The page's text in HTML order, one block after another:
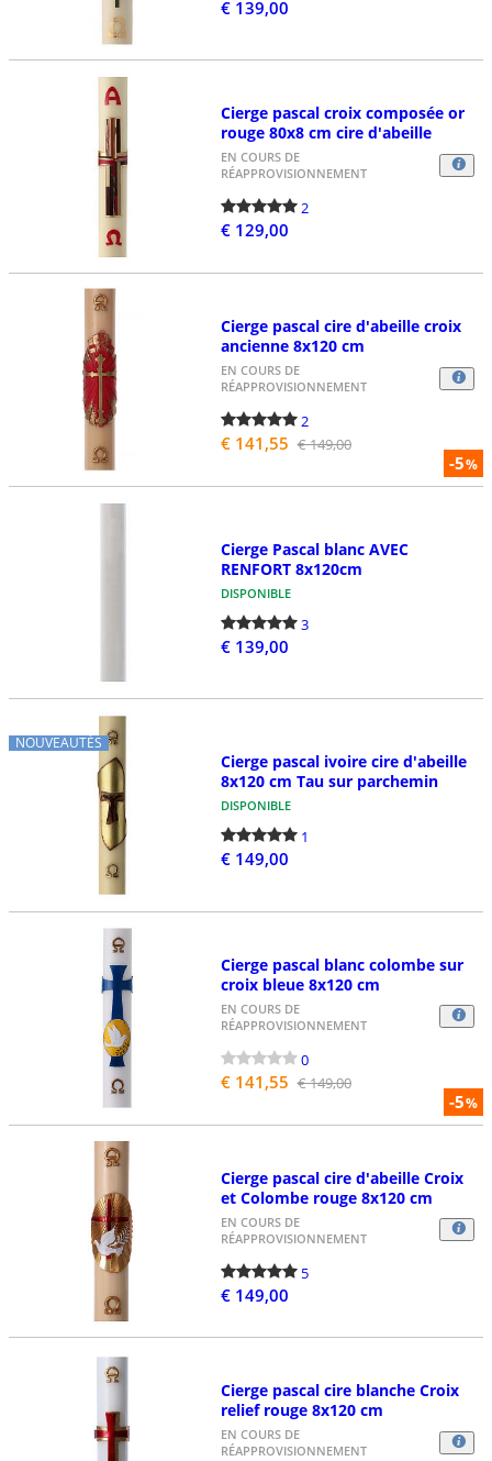
€ 139,00
Cierge pascal croix composée or
rouge 80x8 cm cire d'abeille
EN COURS DE
RÉAPPROVISIONNEMENT
2
€ 129,00
-5%
Cierge pascal cire d'abeille croix
ancienne 8x120 cm
EN COURS DE
RÉAPPROVISIONNEMENT
2
€ 141,55 € 149,00
Cierge Pascal blanc AVEC
RENFORT 8x120cm
DISPONIBLE
3
€ 139,00
NOUVEAUTÉS
Cierge pascal ivoire cire d'abeille
8x120 cm Tau sur parchemin
DISPONIBLE
1
€ 149,00
-5%
Cierge pascal blanc colombe sur
croix bleue 8x120 cm
EN COURS DE
RÉAPPROVISIONNEMENT
0
€ 141,55 € 149,00
Cierge pascal cire d'abeille Croix
et Colombe rouge 8x120 cm
EN COURS DE
RÉAPPROVISIONNEMENT
5
€ 149,00
Cierge pascal cire blanche Croix
relief rouge 8x120 cm
EN COURS DE
RÉAPPROVISIONNEMENT